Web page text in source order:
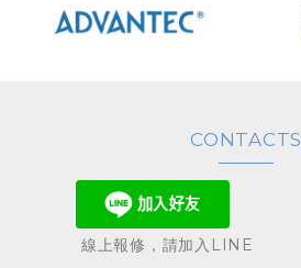
CONTACTS
線上報修，請加入LINE